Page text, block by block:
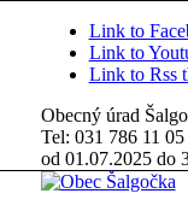
Link to
Link to
Link to Rss
Obecný úrad
Tel: 031 786 11
od 01.07.2025 do